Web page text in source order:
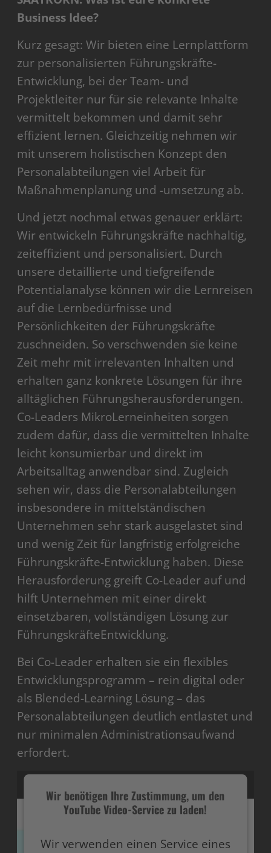
Business Idee?
Kurz gesagt: Wir bieten eine Lernplattform
zur personalisierten Führungskräfte-
Entwicklung, bei der Team- und
Projektleiter nur für sie relevante Inhalte
vermittelt bekommen und damit sehr
effizient lernen. Gleichzeitig nehmen wir
mit unserem holistischen Konzept den
Personalabteilungen viel Arbeit für
Maßnahmenplanung und -umsetzung ab.
Und jetzt nochmal etwas genauer erklärt:
Wir entwickeln Führungskräfte nachhaltig,
zeiteffizient und personalisiert. Durch
unsere detaillierte und tiefgreifende
Potentialanalyse können wir die Lernreisen
auf die Lernbedürfnisse und
Persönlichkeiten der Führungskräfte
zuschneiden. So verschwenden sie keine
Zeit mehr mit irrelevanten Inhalten und
erhalten ganz konkrete Lösungen für ihre
alltäglichen Führungsherausforderungen.
Co-Leaders MikroLerneinheiten sorgen
zudem dafür, dass die vermittelten Inhalte
leicht konsumierbar und direkt im
Arbeitsalltag anwendbar sind. Zugleich
sehen wir, dass die Personalabteilungen
insbesondere in mittelständischen
Unternehmen sehr stark ausgelastet sind
und wenig Zeit für langfristig erfolgreiche
Führungskräfte-Entwicklung haben. Diese
Herausforderung greift Co-Leader auf und
hilft Unternehmen mit einer direkt
einsetzbaren, vollständigen Lösung zur
FührungskräfteEntwicklung.
Bei Co-Leader erhalten sie ein flexibles
Entwicklungsprogramm – rein digital oder
als Blended-Learning Lösung – das
Personalabteilungen deutlich entlastet und
nur minimalen Administrationsaufwand
erfordert.
Wir benötigen Ihre Zustimmung, um den
YouTube Video-Service zu laden!
Wir verwenden einen Service eines